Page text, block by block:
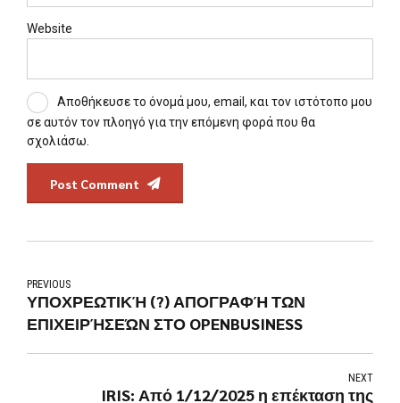
Website
Αποθήκευσε το όνομά μου, email, και τον ιστότοπο μου
σε αυτόν τον πλοηγό για την επόμενη φορά που θα
σχολιάσω.
Post Comment
PREVIOUS
ΥΠΟΧΡΕΩΤΙΚΉ (?) ΑΠΟΓΡΑΦΉ ΤΩΝ
ΕΠΙΧΕΙΡΉΣΕΏΝ ΣΤΟ OPENBUSINESS
NEXT
IRIS: Από 1/12/2025 η επέκταση της